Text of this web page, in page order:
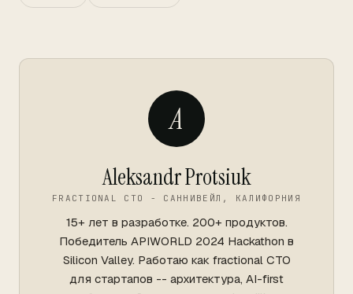
A
Aleksandr Protsiuk
FRACTIONAL CTO - САННИВЕЙЛ, КАЛИФОРНИЯ
15+ лет в разработке. 200+ продуктов.
Победитель APIWORLD 2024 Hackathon в
Silicon Valley. Работаю как fractional CTO
для стартапов -- архитектура, AI-first